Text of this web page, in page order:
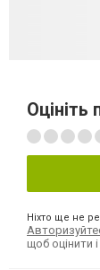
Ніхто ще не
щоб оцінити